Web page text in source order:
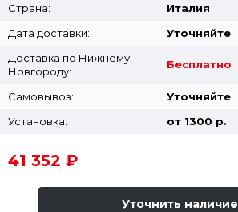
Страна:
Италия
Дата доставки:
Уточняйте
Доставка по Нижнему
Новгороду:
Бесплатно
Самовывоз:
Уточняйте
Установка:
от 1300 p.
41 352 ₽
Уточнить наличие